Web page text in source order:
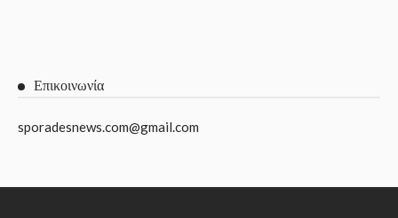
Επικοινωνία
sporadesnews.com@gmail.com